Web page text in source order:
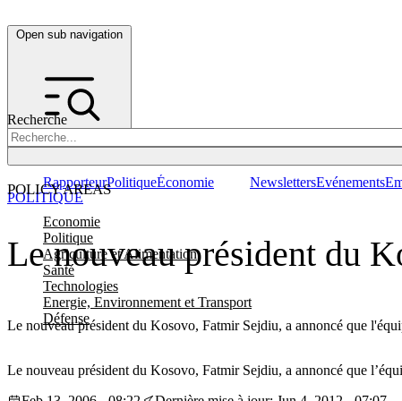
Open sub navigation
Recherche
POLICY AREAS
Economie
Politique
Agriculture et Alimentation
Santé
Technologies
Energie, Environnement et Transport
Défense
RapporteurPolitiqueÉconomie NewslettersEvénements
Le nouveau président du
Le nouveau président du Kosovo, Fatmir Sejdiu, a annoncé que
POLITIQUE
Le nouveau président du Kosovo, Fatmir Sejdiu, a annoncé que